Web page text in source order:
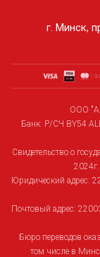
г. Минск,
ООО
Банк: Р/СЧ BY54
Свидетельство о
Юридический адрес:
Почтовый адрес:
Бюро переводов
том числе в